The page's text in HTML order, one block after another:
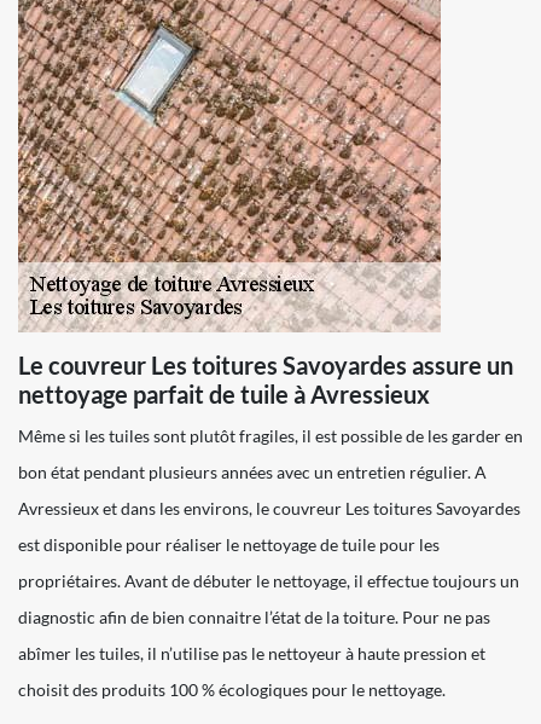
Le couvreur Les toitures Savoyardes assure un
nettoyage parfait de tuile à Avressieux
Même si les tuiles sont plutôt fragiles, il est possible de les garder en
bon état pendant plusieurs années avec un entretien régulier. A
Avressieux et dans les environs, le couvreur Les toitures Savoyardes
est disponible pour réaliser le nettoyage de tuile pour les
propriétaires. Avant de débuter le nettoyage, il effectue toujours un
diagnostic afin de bien connaitre l’état de la toiture. Pour ne pas
abîmer les tuiles, il n’utilise pas le nettoyeur à haute pression et
choisit des produits 100 % écologiques pour le nettoyage.